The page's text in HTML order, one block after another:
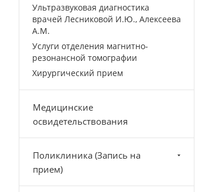
Ультразвуковая диагностика
врачей Лесниковой И.Ю., Алексеева
А.М.
Услуги отделения магнитно-
резонансной томографии
Хирургический прием
Медицинские
освидетельствования
Поликлиника (Запись на
прием)